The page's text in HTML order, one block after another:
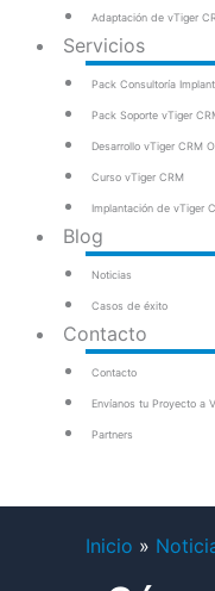
Adaptación de vTiger
Servicios
Pack Consultoría
Pack Soporte vTiger
Desarrollo vTiger CRM
Curso vTiger CRM
Implantación de vTiger
Blog
Noticias
Casos de éxito
Contacto
Contacto
Envíanos tu Proyecto a
Partners
Inicio